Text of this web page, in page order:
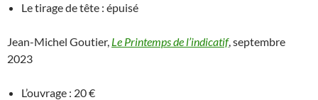
Le tirage de tête : épuisé
Jean-Michel Goutier, Le Printemps de l’indicatif, septembre
2023
L’ouvrage : 20 €